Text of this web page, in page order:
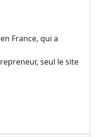
France, qui a
seul le site